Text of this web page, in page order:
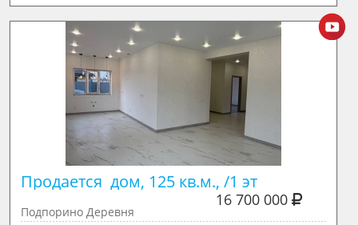
Продается  дом, 125 кв.м., /1 эт
16 700 000
Подпорино Деревня